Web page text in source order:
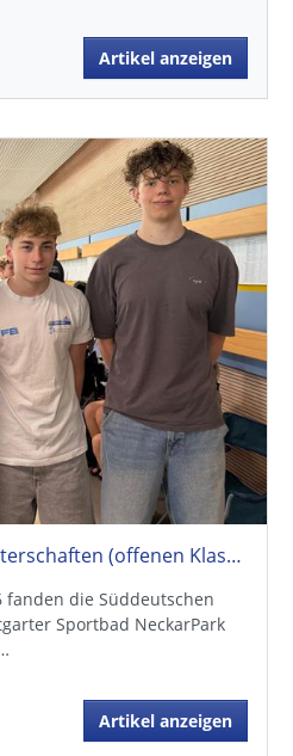
Artikel anzeigen
74. Süddeutsche Meisterschaften (offenen Klasse + Jahrgangsmeisterschaften)
fanden die Süddeutschen
Sportbad NeckarPark
Artikel anzeigen